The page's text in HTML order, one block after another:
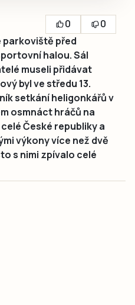
0
0
parkoviště před
halou. Sál
museli přidávat
byl ve středu 13.
setkání heligonkářů v
osmnáct hráčů na
České republiky a
výkony více než dvě
s nimi zpívalo celé